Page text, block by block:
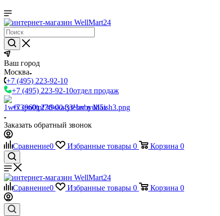
Ваш город
Москва
+7 (495) 223-92-10
+7 (495) 223-92-10отдел продаж
+7 (960) 230-00-33Чат в Max
Заказать обратный звонок
Сравнение0 Избранные товары 0 Корзина 0
Сравнение0 Избранные товары 0 Корзина 0